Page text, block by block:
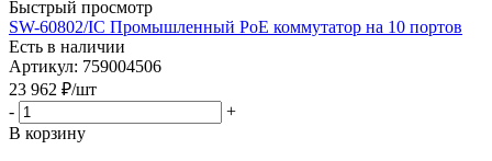
Быстрый просмотр
SW-60802/IC Промышленный PoE коммутатор на 10 портов
Есть в наличии
Артикул: 759004506
23 962 ₽/шт
-
+
В корзину